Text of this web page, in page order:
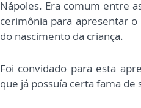
Nápoles. Era comum entre
cerimônia para apresentar
do nascimento da criança.
Foi convidado para esta
que já possuía certa fama de